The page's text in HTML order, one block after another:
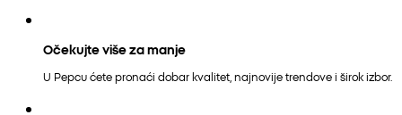
Očekujte više za manje
U Pepcu ćete pronaći dobar kvalitet, najnovije trendove i širok izbor.